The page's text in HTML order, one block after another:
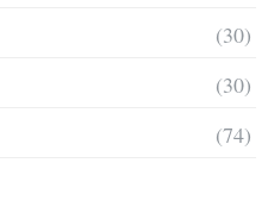
(30)
(30)
(74)